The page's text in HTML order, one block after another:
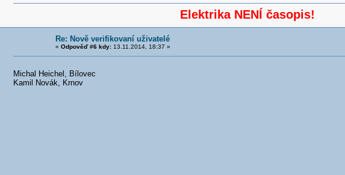
Elektrika NENÍ časopis!
Re: Nově verifikovaní uživatelé
« Odpověď #6 kdy:13.11.2014, 18:37 »
Michal Heichel, Bílovec
Kamil Novák, Krnov